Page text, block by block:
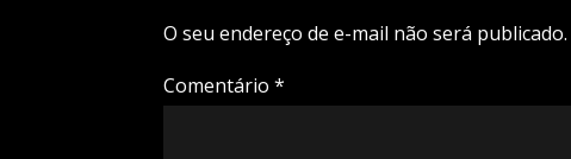
O seu endereço de e-mail não será publicado.
Comentário *